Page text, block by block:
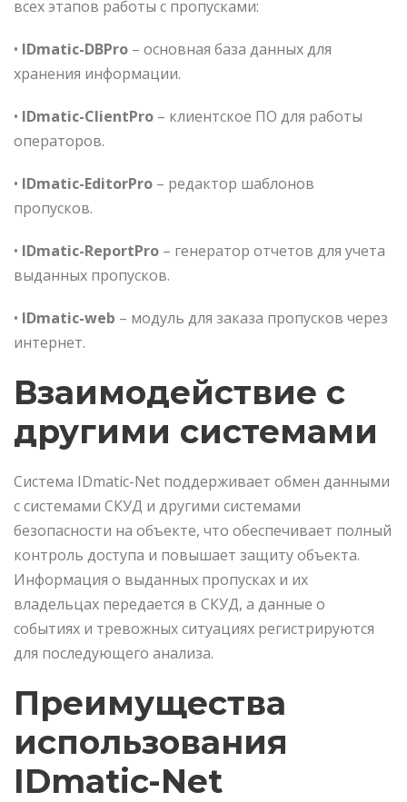
всех этапов работы с пропусками:
• IDmatic-DBPro – основная база данных для
хранения информации.
• IDmatic-ClientPro – клиентское ПО для работы
операторов.
• IDmatic-EditorPro – редактор шаблонов
пропусков.
• IDmatic-ReportPro – генератор отчетов для учета
выданных пропусков.
• IDmatic-web – модуль для заказа пропусков через
интернет.
Взаимодействие с
другими системами
Система IDmatic-Net поддерживает обмен данными
с системами СКУД и другими системами
безопасности на объекте, что обеспечивает полный
контроль доступа и повышает защиту объекта.
Информация о выданных пропусках и их
владельцах передается в СКУД, а данные о
событиях и тревожных ситуациях регистрируются
для последующего анализа.
Преимущества
использования
IDmatic-Net